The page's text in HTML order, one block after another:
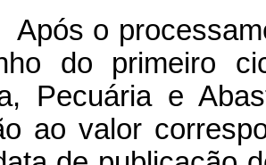
o
do primeiro
Pecuária e
ao valor